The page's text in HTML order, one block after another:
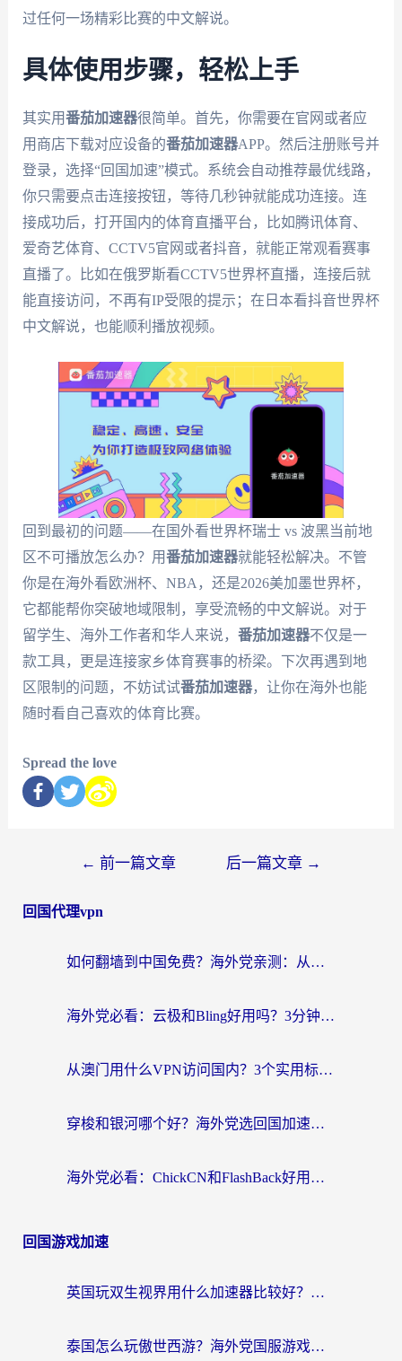
过任何一场精彩比赛的中文解说。
具体使用步骤，轻松上手
其实用番茄加速器很简单。首先，你需要在官网或者应
用商店下载对应设备的番茄加速器APP。然后注册账号并
登录，选择“回国加速”模式。系统会自动推荐最优线路，
你只需要点击连接按钮，等待几秒钟就能成功连接。连
接成功后，打开国内的体育直播平台，比如腾讯体育、
爱奇艺体育、CCTV5官网或者抖音，就能正常观看赛事
直播了。比如在俄罗斯看CCTV5世界杯直播，连接后就
能直接访问，不再有IP受限的提示；在日本看抖音世界杯
中文解说，也能顺利播放视频。
回到最初的问题——在国外看世界杯瑞士 vs 波黑当前地
区不可播放怎么办？用番茄加速器就能轻松解决。不管
你是在海外看欧洲杯、NBA，还是2026美加墨世界杯，
它都能帮你突破地域限制，享受流畅的中文解说。对于
留学生、海外工作者和华人来说， 番茄加速器不仅是一
款工具，更是连接家乡体育赛事的桥梁。下次再遇到地
区限制的问题，不妨试试番茄加速器，让你在海外也能
随时看自己喜欢的体育比赛。
Spread the love
← 前一篇文章 后一篇文章 →
回国代理vpn
如何翻墙到中国免费？海外党亲测：从踩坑到选对加速器的全攻略
海外党必看：云极和Bling好用吗？3分钟教你选对回国加速器
从澳门用什么VPN访问国内？3个实用标准帮你避开坑，无缝刷剧听歌
穿梭和银河哪个好？海外党选回国加速器的避坑指南，附番茄加速器实测体验
海外党必看：ChickCN和FlashBack好用吗？3招教你选对回国加速器（附云极、HomeCN、斧牛vs艾果对比）
回国游戏加速
英国玩双生视界用什么加速器比较好？海外党亲测有效的国服游戏加速方案
泰国怎么玩傲世西游？海外党国服游戏加速终极攻略（附光明大陆量子特攻实测）